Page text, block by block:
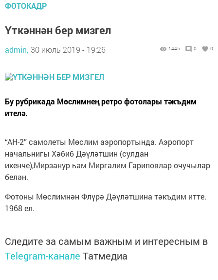
ФОТОКАДР
Үткәннән бер мизгел
admin, 30 июль 2019 - 19:26 1445 0 0
Бу рубрикада Мөслимнең ретро фотолары тәкъдим
ителә.
“АН-2” самолеты Мөслим аэропортында. Аэропорт
начальнигы Хәбиб Дәүләтшин (сулдан
икенче),Мирзанур һәм Миргалим Гариповлар очучылар
белән.
Фотоны Мөслимнән Флүрә Дәүләтшина тәкъдим итте.
1968 ел.
Следите за самым важным и интересным в
Telegram-канале Татмедиа